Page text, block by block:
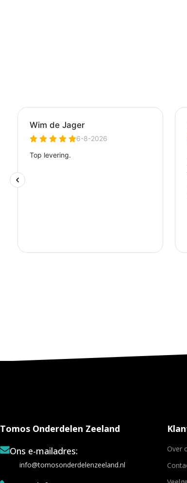
Tomos Onderdelen Zeeland
Ons e-mailadres:
info@tomosonderdelenzeeland.nl
Over